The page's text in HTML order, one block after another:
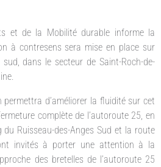
et de la Mobilité durable informe la
à contresens sera mise en place sur
dans le secteur de Saint-Roch-de-
d’améliorer la fluidité sur cet
complète de l’autoroute 25, en
Ruisseau-des-Anges Sud et la route
invités à porter une attention à la
des bretelles de l’autoroute 25